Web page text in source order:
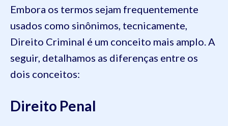
Embora os termos sejam frequentemente
usados como sinônimos, tecnicamente,
Direito Criminal é um conceito mais amplo. A
seguir, detalhamos as diferenças entre os
dois conceitos:
Direito Penal